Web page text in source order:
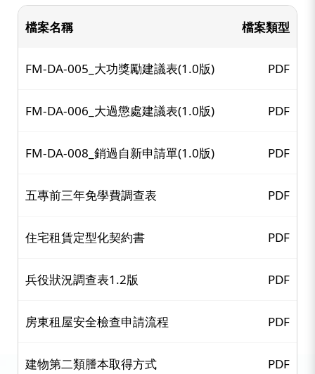
檔案名稱 檔案類型
FM-DA-005_大功獎勵建議表(1.0版) PDF
FM-DA-006_大過懲處建議表(1.0版) PDF
FM-DA-008_銷過自新申請單(1.0版) PDF
五專前三年免學費調查表 PDF
住宅租賃定型化契約書 PDF
兵役狀況調查表1.2版 PDF
房東租屋安全檢查申請流程 PDF
建物第二類謄本取得方式 PDF